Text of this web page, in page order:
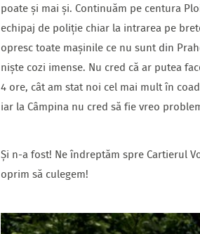
poate și mai și. Continuăm pe centura
echipaj de poliție chiar la intrarea pe
opresc toate mașinile ce nu sunt din
niște cozi imense. Nu cred că ar putea
4 ore, cât am stat noi cel mai mult în
iar la Câmpina nu cred să fie vreo
Și n-a fost! Ne îndreptăm spre Cartierul
oprim să culegem!